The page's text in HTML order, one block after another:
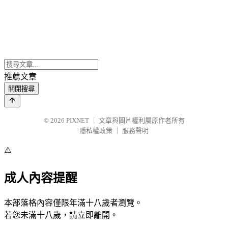
推薦文章
關閉搜尋
© 2026 PIXNET
文章與圖片權利屬原作者所有
隱私權政策
服務聲明
⚠️
成人內容提醒
本部落格內容僅限年滿十八歲者瀏覽。
若您未滿十八歲，請立即離開。